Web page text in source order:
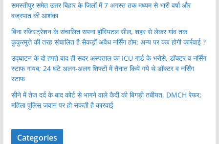
समस्तीपुर समेत उत्तर बिहार के जिलों में 7 अगस्त तक मध्यम से भारी वर्षा और
वज्रपात की आशंका
बिना रजिस्ट्रेशन के संचालित सपना हॉस्पिटल सील, शहर से लेकर गांव तक
कुकुरमुत्ते की तरह संचालित है सैकड़ों अवैध नर्सिंग होम; अन्य पर कब होगी कार्रवाई ?
उद्घाटन के दो हफ्ते बाद ही सदर अस्पताल का ICU गार्ड के भरोसे, डॉक्टर व नर्सिंग
स्टाफ गायब; 24 घंटे अलग-अलग शिफ्टों में तैनात किये गये थे डॉक्टर व नर्सिंग
स्टाफ
सीने में तेज दर्द के बाद कोर्ट से भागने वाले कैदी की बिगड़ी तबीयत, DMCH रेफर;
महिला पुलिस जवान पर हो सकती है कारवाई
Categories